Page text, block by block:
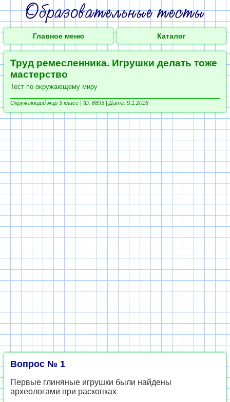
Главное меню Каталог
Труд ремесленника. Игрушки делать тоже
мастерство
Тест по окружающему миру
Окружающий мир 3 класс | ID: 6893 | Дата: 9.1.2016
Вопрос № 1
Первые глиняные игрушки были найдены
археологами при раскопках